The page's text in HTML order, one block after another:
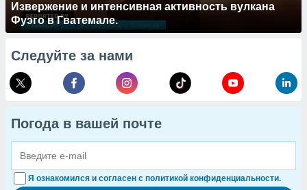
Извержение и интенсивная активность вулкана
Фуэго в Гватемале.
Следуйте за нами
Погода в вашей почте
Я ознакомился и согласен с политикой конфиденциальности.